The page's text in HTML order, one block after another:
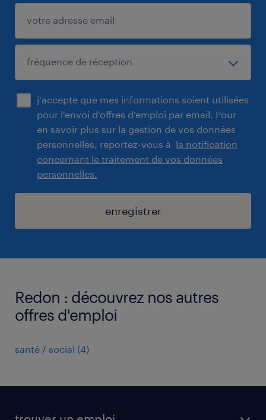
j'accepte que mes informations soient utilisées
pour l'envoi d'offres d'emploi par email. Pour
en savoir plus sur la gestion de vos données
personnelles, reportez-vous à la notification
concernant le traitement de vos données
personnelles.
enregistrer
Redon : découvrez nos autres
offres d'emploi
santé / social (4)